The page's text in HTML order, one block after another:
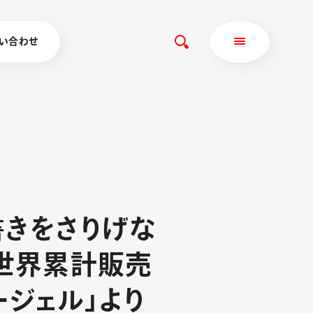
合わせ
きをさ りげな
界累計販売
ジェル 」 よ り